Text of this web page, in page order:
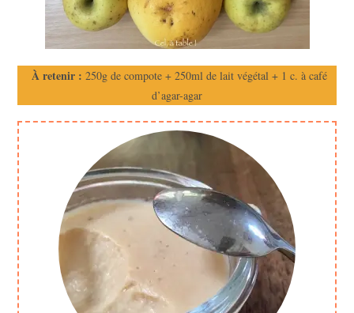
À retenir : 250g de compote + 250ml de lait végétal + 1 c. à café
d’agar-agar